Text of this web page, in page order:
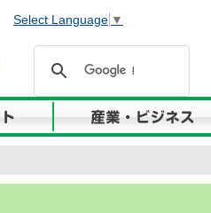
Select Language ▼